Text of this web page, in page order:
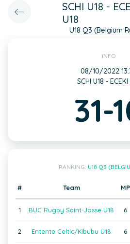
SCHI U18 -
U18
U18 Q3 (Belgium
INFO
08/10/2022
SCHI U18 - ECEKI
31-
RANKING: U18 Q3
# Team MP
1 BUC Rugby Saint-Josse U18 6
2 Entente Celtic/Kibubu U18 6